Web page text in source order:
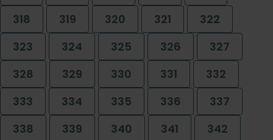
318
319 320 321
322
323
324 325 326
327
328
329 330 331
332
333
334 335 336
337
338
339 340 341
342